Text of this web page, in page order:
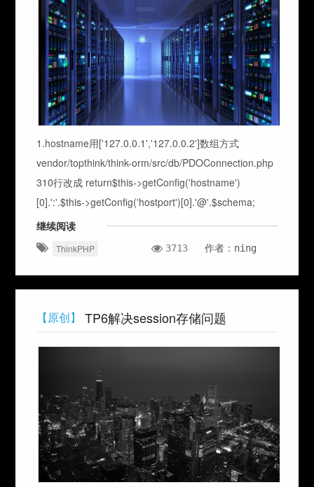
1.hostname用['127.0.0.1','127.0.0.2']数组方式
vendor/topthink/think-orm/src/db/PDOConnection.php
310行改成 return$this->getConfig('hostname')
[0].':'.$this->getConfig('hostport')[0].'@'.$schema;
继续阅读
ThinkPHP 3713 作者：ning
【原创】 TP6解决session存储问题